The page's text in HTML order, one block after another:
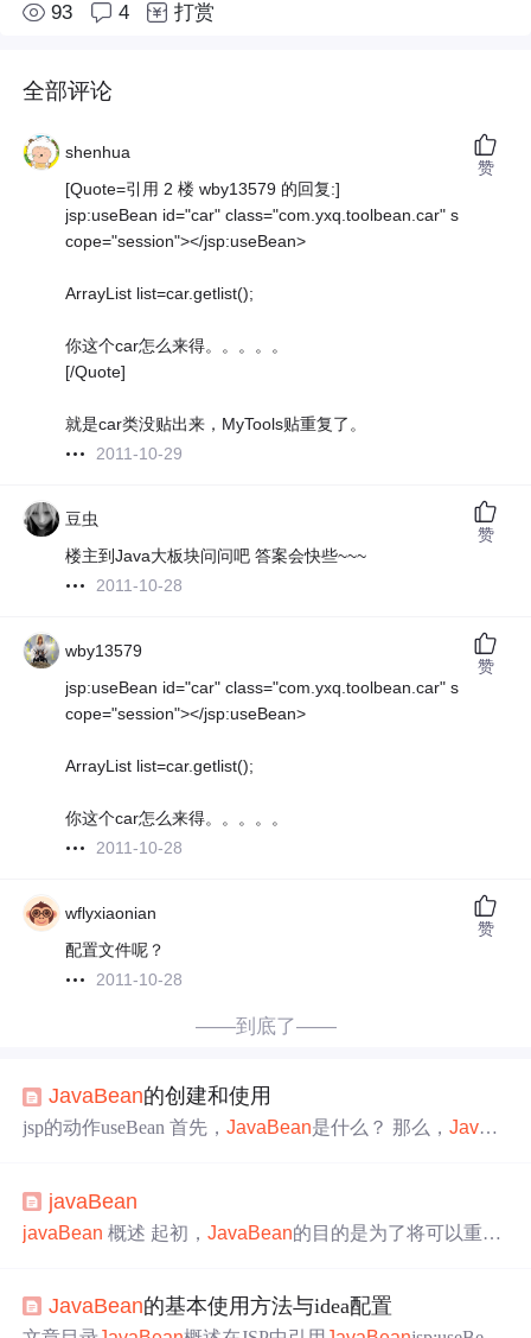
93 4 打赏
全部评论
shenhua
[Quote=引用 2 楼 wby13579 的回复:]
jsp:useBean id="car" class="com.yxq.toolbean.car" s
cope="session"></jsp:useBean>
ArrayList list=car.getlist();
你这个car怎么来得。。。。。
[/Quote]
就是car类没贴出来，MyTools贴重复了。
2011-10-29
赞
豆虫
楼主到Java大板块问问吧 答案会快些~~~
2011-10-28
赞
wby13579
jsp:useBean id="car" class="com.yxq.toolbean.car" s
cope="session"></jsp:useBean>
ArrayList list=car.getlist();
你这个car怎么来得。。。。。
2011-10-28
赞
wflyxiaonian
配置文件呢？
2011-10-28
赞
——到底了——
JavaBean的创建和使用
jsp的动作useBean 首先，JavaBean 是什么？ 那么，JavaB
javaBean
javaBean 概述 起初，JavaBean的目的是为了将可以重复
这样的JavaBean称之可视化的JavaBean。随着技术的不
断发展与项目的需求，目前JavaBean主要用于实现一此业
JavaBean的基本使用方法与idea配置